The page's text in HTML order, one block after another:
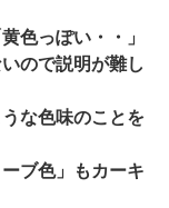
色っぽい・・」
ので説明が難し
な色味のことを
ブ色」もカーキ